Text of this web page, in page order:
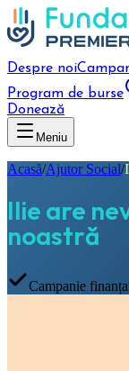
Despre noi
Program de burse
Donează
Meniu
Acasă/Ajutor Social/
Ilie are
noastră
Campanie